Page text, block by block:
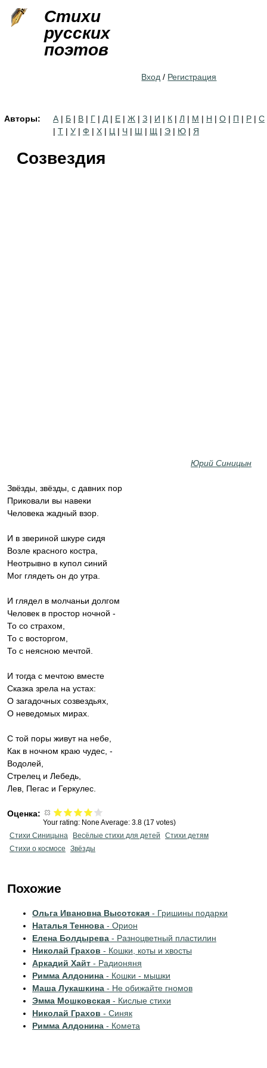
Стихи
русских
поэтов
Вход / Регистрация
Авторы: А | Б | В | Г | Д | Е | Ж | З | И | К | Л | М | Н | О | П | Р | С
| Т | У | Ф | Х | Ц | Ч | Ш | Щ | Э | Ю | Я
Созвездия
Юрий Синицын
Звёзды, звёзды, с давних пор
Приковали вы навеки
Человека жадный взор.
И в звериной шкуре сидя
Возле красного костра,
Неотрывно в купол синий
Мог глядеть он до утра.
И глядел в молчаньи долгом
Человек в простор ночной -
То со страхом,
То с восторгом,
То с неясною мечтой.
И тогда с мечтою вместе
Сказка зрела на устах:
О загадочных созвездьях,
О неведомых мирах.
С той поры живут на небе,
Как в ночном краю чудес, -
Водолей,
Стрелец и Лебедь,
Лев, Пегас и Геркулес.
Оценка:
Your rating: None Average: 3.8 (17 votes)
Стихи Синицына
Весёлые стихи для детей
Стихи детям
Стихи о космосе
Звёзды
Похожие
Ольга Ивановна Высотская - Гришины подарки
Наталья Теннова - Орион
Елена Болдырева - Разноцветный пластилин
Николай Грахов - Кошки, коты и хвосты
Аркадий Хайт - Радионяня
Римма Алдонина - Кошки - мышки
Маша Лукашкина - Не обижайте гномов
Эмма Мошковская - Кислые стихи
Николай Грахов - Синяк
Римма Алдонина - Комета